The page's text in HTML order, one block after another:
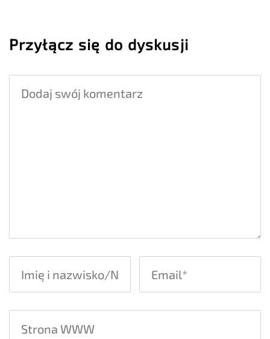
Przyłącz się do dyskusji